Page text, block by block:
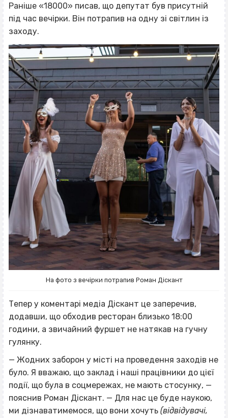
Раніше «18000» писав, що депутат був присутній
під час вечірки. Він потрапив на одну зі світлин із
заходу.
На фото з вечірки потрапив Роман Діскант
Тепер у коментарі медіа Діскант це заперечив,
додавши, що обходив ресторан близько 18:00
години, а звичайний фуршет не натякав на гучну
гулянку.
— Жодних заборон у місті на проведення заходів не
було. Я вважаю, що заклад і наші працівники до цієї
події, що була в соцмережах, не мають стосунку, —
пояснив Роман Діскант. — Для нас це буде наукою,
ми дізнаватимемося, що вони хочуть (відвідувачі,